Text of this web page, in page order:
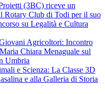
(3BC) riceve un
Rotary Club di Todi per il suo
su Legalità e Cultura
Agricoltori: Incontro
Chiara Menaguale sul
Umbria
e Scienza: La Classe 3D
e alla Galleria di Storia